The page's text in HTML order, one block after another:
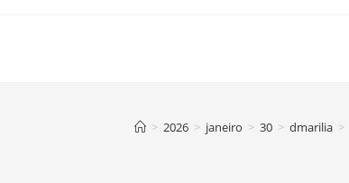
> 2026 > janeiro > 30 > dmarilia >